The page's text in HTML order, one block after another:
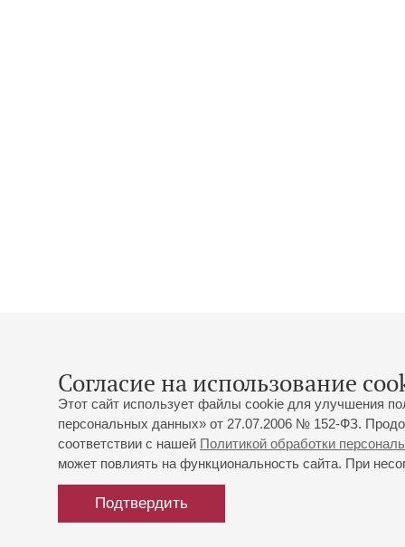
Согласие на использование
Этот сайт использует файлы cookie для улучшения
персональных данных» от 27.07.2006 № 152-ФЗ.
соответствии с нашей Политикой обработки
может повлиять на функциональность сайта. При
Подтвердить